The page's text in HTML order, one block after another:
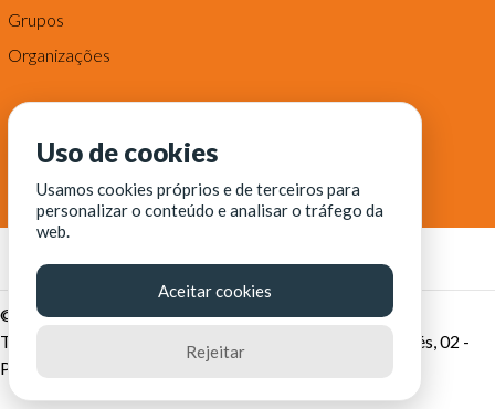
Grupos
Organizações
© Fortaleza Digital || CITINOVA - Fundação de Ciência,
Tecnologia e Inovação de Fortaleza - Rua dos Tremembés, 02 -
Praia de Iracema - Fortaleza-CE
Uso de cookies
Usamos cookies próprios e de terceiros para
personalizar o conteúdo e analisar o tráfego da
web.
Aceitar cookies
Rejeitar